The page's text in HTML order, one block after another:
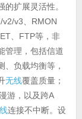
扩展灵活性。
v2/v3、RMON
、FTP等，非
管理，包括信道
负载均衡等，
无线覆盖质量；
游，以及跨A
连接不中断。设